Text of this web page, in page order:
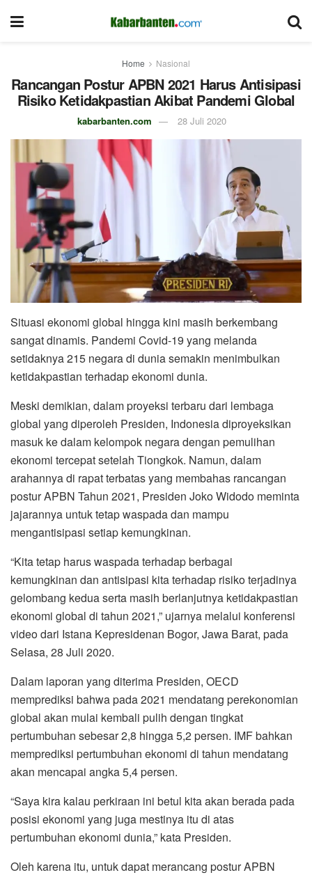
Home Nasional
Rancangan Postur APBN 2021 Harus Antisipasi
Risiko Ketidakpastian Akibat Pandemi Global
kabarbanten.com 28 Juli 2020
Situasi ekonomi global hingga kini masih berkembang
sangat dinamis. Pandemi Covid-19 yang melanda
setidaknya 215 negara di dunia semakin menimbulkan
ketidakpastian terhadap ekonomi dunia.
Meski demikian, dalam proyeksi terbaru dari lembaga
global yang diperoleh Presiden, Indonesia diproyeksikan
masuk ke dalam kelompok negara dengan pemulihan
ekonomi tercepat setelah Tiongkok. Namun, dalam
arahannya di rapat terbatas yang membahas rancangan
postur APBN Tahun 2021, Presiden Joko Widodo meminta
jajarannya untuk tetap waspada dan mampu
mengantisipasi setiap kemungkinan.
“Kita tetap harus waspada terhadap berbagai
kemungkinan dan antisipasi kita terhadap risiko terjadinya
gelombang kedua serta masih berlanjutnya ketidakpastian
ekonomi global di tahun 2021,” ujarnya melalui konferensi
video dari Istana Kepresidenan Bogor, Jawa Barat, pada
Selasa, 28 Juli 2020.
Dalam laporan yang diterima Presiden, OECD
memprediksi bahwa pada 2021 mendatang perekonomian
global akan mulai kembali pulih dengan tingkat
pertumbuhan sebesar 2,8 hingga 5,2 persen. IMF bahkan
memprediksi pertumbuhan ekonomi di tahun mendatang
akan mencapai angka 5,4 persen.
“Saya kira kalau perkiraan ini betul kita akan berada pada
posisi ekonomi yang juga mestinya itu di atas
pertumbuhan ekonomi dunia,” kata Presiden.
Oleh karena itu, untuk dapat merancang postur APBN